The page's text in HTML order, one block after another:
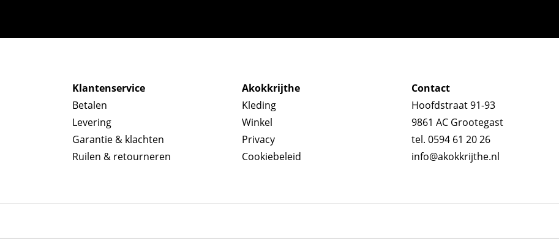
Klantenservice
Betalen
Levering
Garantie & klachten
Ruilen & retourneren
Akokkrijthe
Kleding
Winkel
Privacy
Cookiebeleid
Contact
Hoofdstraat 91-93
9861 AC Grootegast
tel. 0594 61 20 26
info@akokkrijthe.nl